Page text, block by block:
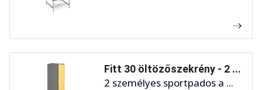
Fitt 30 öltözőszekrény - 2 ...
2 személyes sportpados a ...